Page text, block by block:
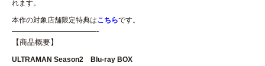
れます。
本作の対象店舗限定特典はこちらです。
———————————-
【商品概要】
ULTRAMAN Season2 Blu-ray BOX